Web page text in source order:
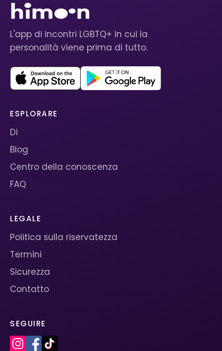
L'app di incontri LGBTQ+ in cui la
personalità viene prima di tutto.
ESPLORARE
Di
Blog
Centro della conoscenza
FAQ
LEGALE
Politica sulla riservatezza
Termini
Sicurezza
Contatto
SEGUIRE